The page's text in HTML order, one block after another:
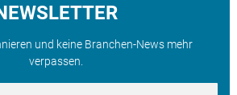
und keine Branchen-News mehr
verpassen.